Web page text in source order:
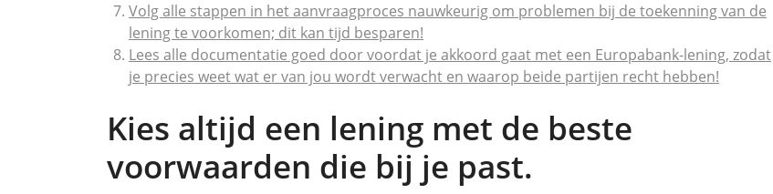
Volg alle stappen in het aanvraagproces nauwkeurig om problemen bij de toekenning van de
lening te voorkomen; dit kan tijd besparen!
Lees alle documentatie goed door voordat je akkoord gaat met een Europabank-lening, zodat
je precies weet wat er van jou wordt verwacht en waarop beide partijen recht hebben!
Kies altijd een lening met de beste
voorwaarden die bij je past.